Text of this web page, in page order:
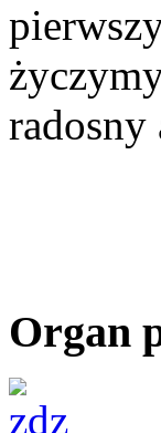
radosny
Organ